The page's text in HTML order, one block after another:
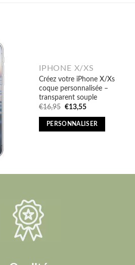
IPHONE X/XS
Créez votre iPhone X/Xs
coque personnalisée –
transparent souple
€16,95 Original
was:
€16,95.
€13,55Current
is:
€13,55.
PERSONNALISER